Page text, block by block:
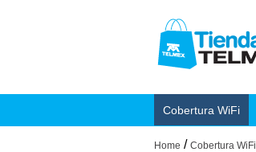
Cobertura WiFi
Home / Cobertura WiFi